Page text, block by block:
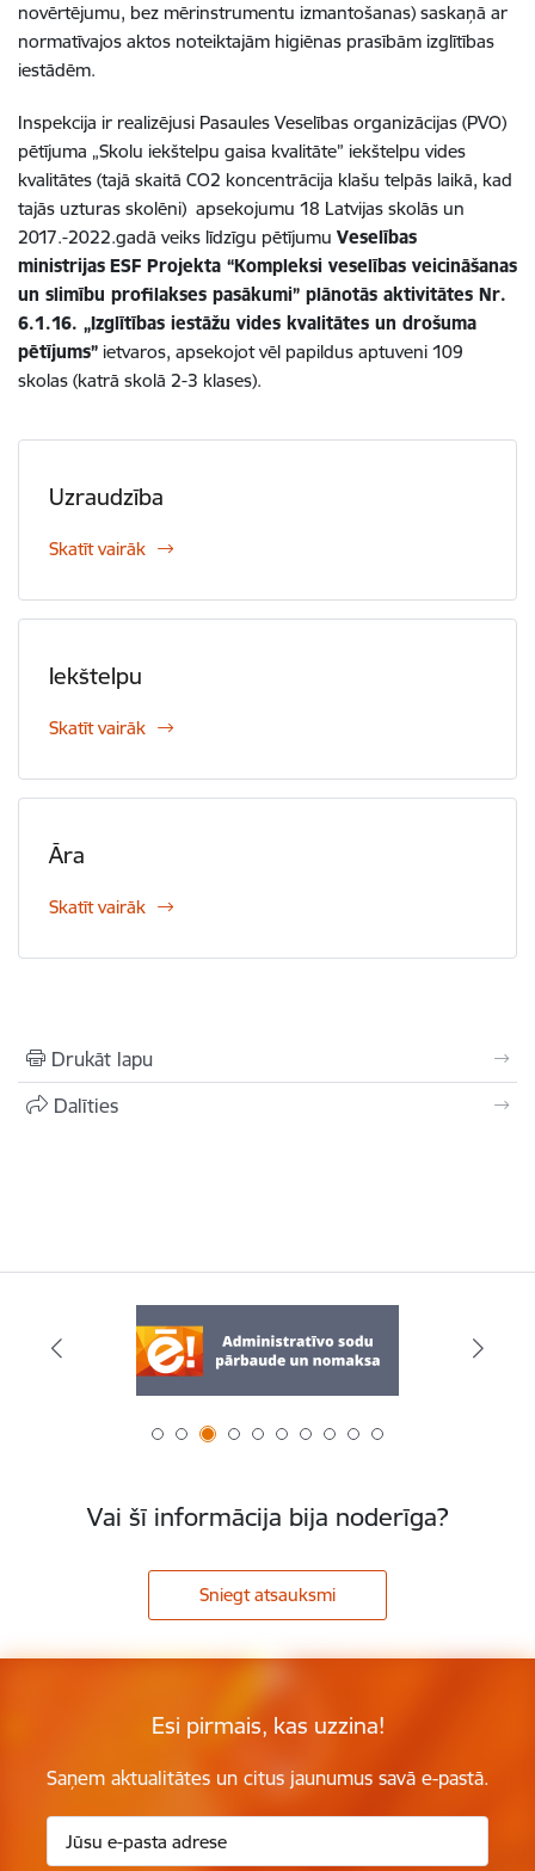
novērtējumu, bez mērinstrumentu izmantošanas) saskaņā ar
normatīvajos aktos noteiktajām higiēnas prasībām izglītības
iestādēm.
Inspekcija ir realizējusi Pasaules Veselības organizācijas (PVO)
pētījuma „Skolu iekštelpu gaisa kvalitāte” iekštelpu vides
kvalitātes (tajā skaitā CO2 koncentrācija klašu telpās laikā, kad
tajās uzturas skolēni) apsekojumu 18 Latvijas skolās un
2017.-2022.gadā veiks līdzīgu pētījumu Veselības
ministrijas ESF Projekta “Kompleksi veselības veicināšanas
un slimību profilakses pasākumi” plānotās aktivitātes Nr.
6.1.16. „Izglītības iestāžu vides kvalitātes un drošuma
pētījums” ietvaros, apsekojot vēl papildus aptuveni 109
skolas (katrā skolā 2-3 klases).
Uzraudzība
Skatīt vairāk
Iekštelpu
Skatīt vairāk
Āra
Skatīt vairāk
Drukāt lapu
Dalīties
Vai šī informācija bija noderīga?
Sniegt atsauksmi
Esi pirmais, kas uzzina!
Saņem aktualitātes un citus jaunumus savā e-pastā.